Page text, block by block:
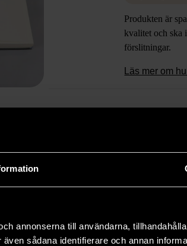
annonserna till användarna,
sådana identifierare och annan
Produkten är
kvalitet och ska
förslitningar.
Läs mer om